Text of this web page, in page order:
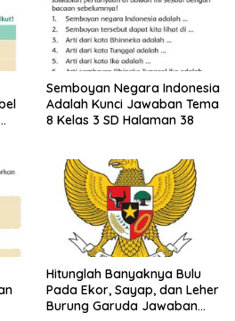
Semboyan Negara Indonesia
Adalah Kunci Jawaban Tema
8 Kelas 3 SD Halaman 38
Hitunglah Banyaknya Bulu
Pada Ekor, Sayap, dan Leher
Burung Garuda Jawaban